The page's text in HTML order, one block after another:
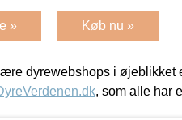
» Køb nu »
dyrewebshops i øjeblikket
, som alle har